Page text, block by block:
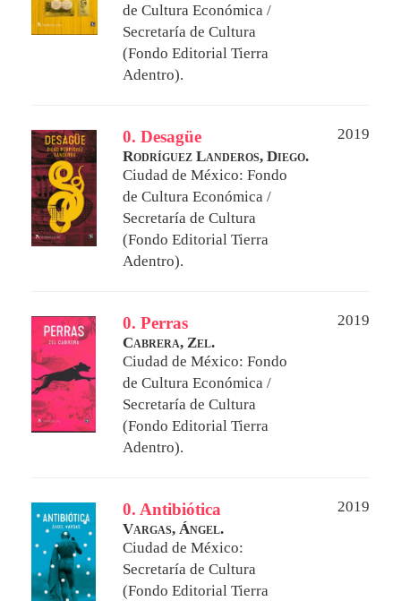
de Cultura Económica /
Secretaría de Cultura
(Fondo Editorial Tierra
Adentro).
0. Desagüe
2019
Rodríguez Landeros, Diego.
Ciudad de México: Fondo
de Cultura Económica /
Secretaría de Cultura
(Fondo Editorial Tierra
Adentro).
0. Perras
2019
Cabrera, Zel.
Ciudad de México: Fondo
de Cultura Económica /
Secretaría de Cultura
(Fondo Editorial Tierra
Adentro).
0. Antibiótica
2019
Vargas, Ángel.
Ciudad de México:
Secretaría de Cultura
(Fondo Editorial Tierra